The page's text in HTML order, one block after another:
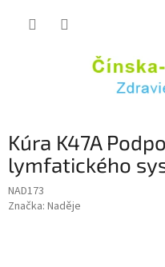
Kúra K47A
lymfatického
NAD173
Značka: Naděje